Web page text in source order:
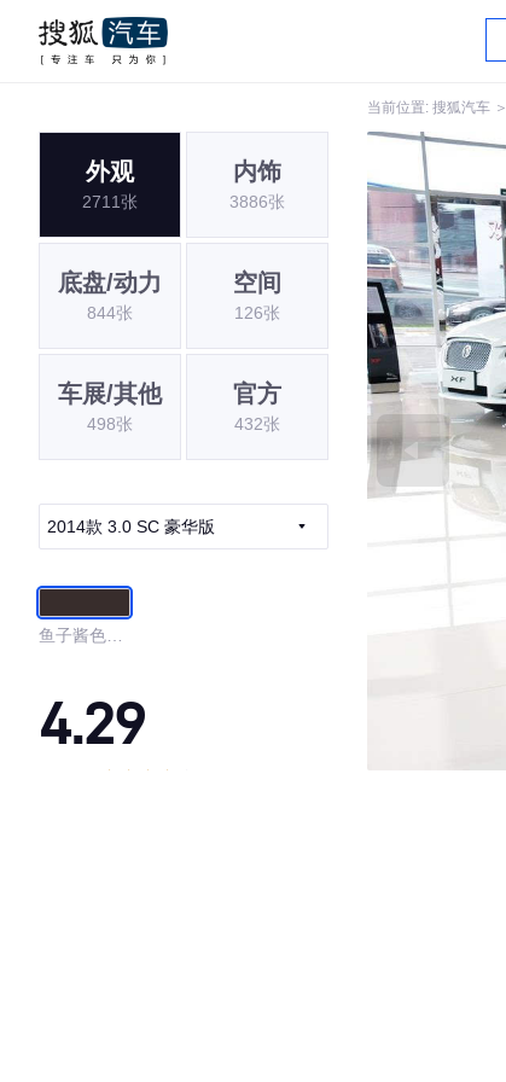
当前位置: 搜狐汽车 ＞
外观
2711张
内饰
3886张
底盘/动力
844张
空间
126张
车展/其他
498张
官方
432张
2014款 3.0 SC 豪华版
鱼子酱色金
4.29